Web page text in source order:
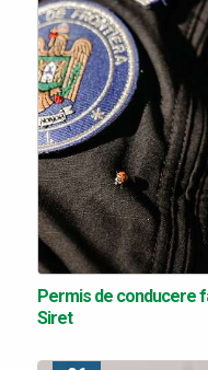
Permis de conducere
Siret